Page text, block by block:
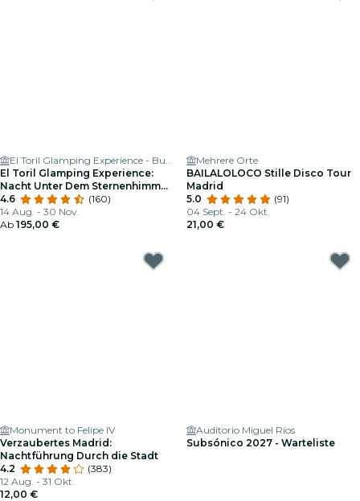
El Toril Glamping Experience - Burbuja, Tienda Safari y Casa Rural
El Toril Glamping Experience:
Nacht Unter Dem Sternenhimmel
in Einem Raum mit Blase Für 2
4.6
(160)
14 Aug. - 30 Nov.
Ab 195,00 €
Mehrere Orte
BAILALOLOCO Stille Disco Tour
Madrid
5.0
(91)
04 Sept. - 24 Okt.
21,00 €
Monument to Felipe IV
Verzaubertes Madrid:
Nachtführung Durch die Stadt
4.2
(383)
12 Aug. - 31 Okt.
12,00 €
Auditorio Miguel Ríos
Subsónico 2027 - Warteliste